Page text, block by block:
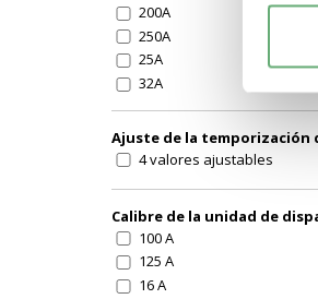
200A
250A
25A
32A
400A
40A
50A
80A
Ajuste de la temporización
4 valores ajustables
Calibre de la unidad de
100 A
125 A
16 A